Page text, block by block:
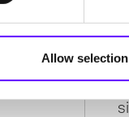
Allow selection